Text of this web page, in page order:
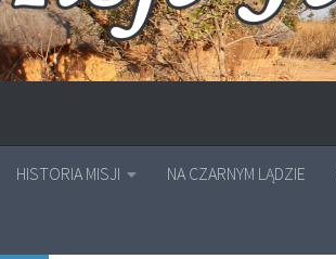
HISTORIA MISJI NA CZARNYM LĄDZIE